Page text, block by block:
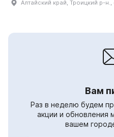
Алтайский край, Троицкий р-
Вам
Раз в неделю будем
акции и обновления
вашем